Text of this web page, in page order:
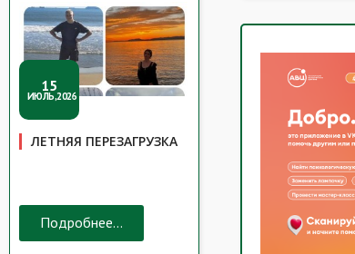
15
ИЮЛЬ,2026
ЛЕТНЯЯ ПЕРЕЗАГРУЗКА
Подробнее...